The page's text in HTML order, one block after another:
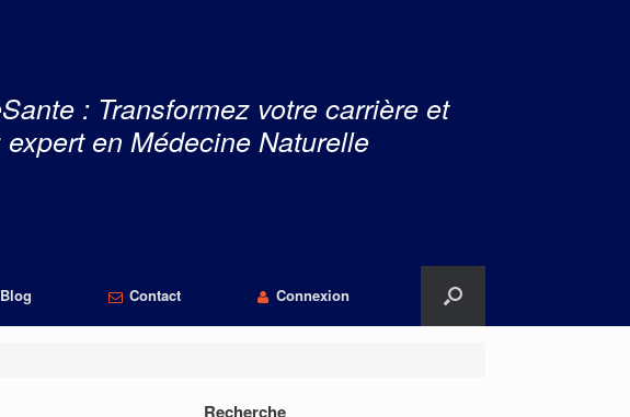
: Transformez votre carrière et
expert en Médecine Naturelle
Blog Contact Connexion
Recherche